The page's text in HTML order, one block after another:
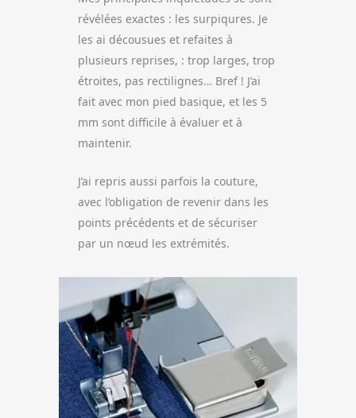
révélées exactes : les surpiqures. Je
les ai décousues et refaites à
plusieurs reprises, : trop larges, trop
étroites, pas rectilignes… Bref ! J’ai
fait avec mon pied basique, et les 5
mm sont difficile à évaluer et à
maintenir.
J’ai repris aussi parfois la couture,
avec l’obligation de revenir dans les
points précédents et de sécuriser
par un nœud les extrémités.